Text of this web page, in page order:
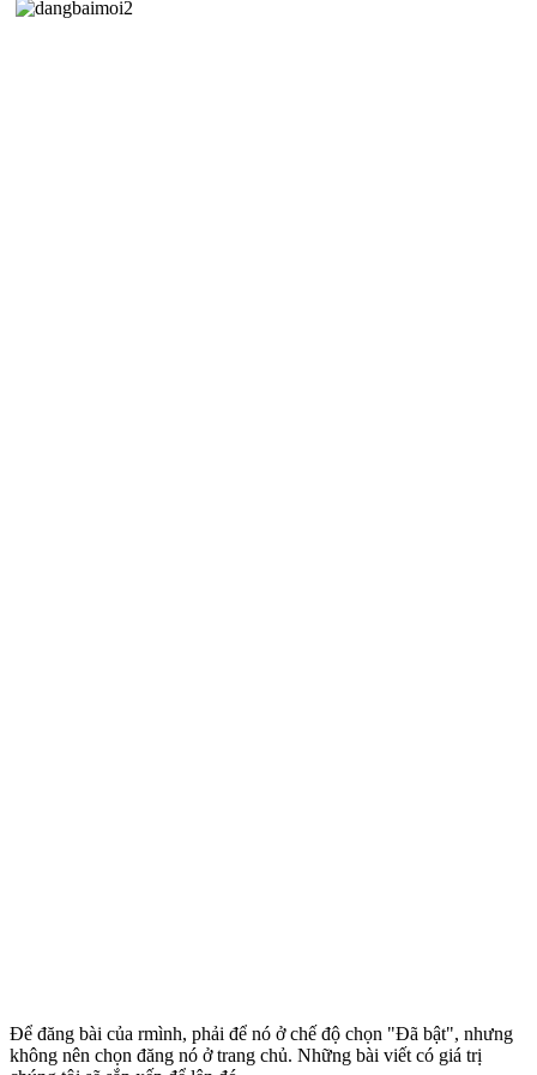
Để đăng bài của rmình, phải để nó ở chế độ chọn "Đã bật", nhưng
không nên chọn đăng nó ở trang chủ. Những bài viết có giá trị